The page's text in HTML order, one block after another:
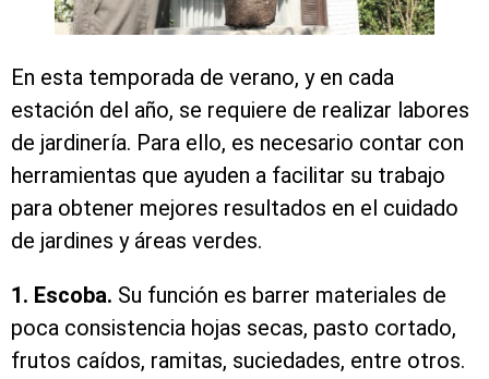
En esta temporada de verano, y en cada
estación del año, se requiere de realizar labores
de jardinería. Para ello, es necesario contar con
herramientas que ayuden a facilitar su trabajo
para obtener mejores resultados en el cuidado
de jardines y áreas verdes.
1. Escoba. Su función es barrer materiales de
poca consistencia hojas secas, pasto cortado,
frutos caídos, ramitas, suciedades, entre otros.